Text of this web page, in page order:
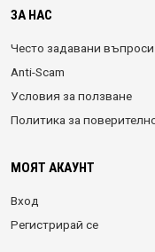
ЗА НАС
Често задавани въпроси
Anti-Scam
Условия за ползване
Политика за
МОЯТ АКАУНТ
Вход
Регистрирай се